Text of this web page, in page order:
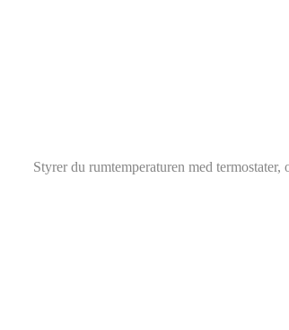
Styrer du rumtemperaturen med